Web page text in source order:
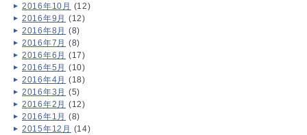
2016年10月 (12)
2016年9月 (12)
2016年8月 (8)
2016年7月 (8)
2016年6月 (17)
2016年5月 (10)
2016年4月 (18)
2016年3月 (5)
2016年2月 (12)
2016年1月 (8)
2015年12月 (14)